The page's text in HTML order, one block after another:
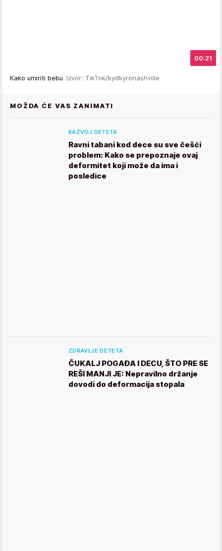
00:21
Kako umiriti bebu Izvor: TikTok/kydkyronashville
MOŽDA ĆE VAS ZANIMATI
RAZVOJ DETETA
Ravni tabani kod dece su sve češći
problem: Kako se prepoznaje ovaj
deformitet koji može da ima i
posledice
ZDRAVLJE DETETA
ČUKALJ POGAĐA I DECU, ŠTO PRE SE
REŠI MANJI JE: Nepravilno držanje
dovodi do deformacija stopala